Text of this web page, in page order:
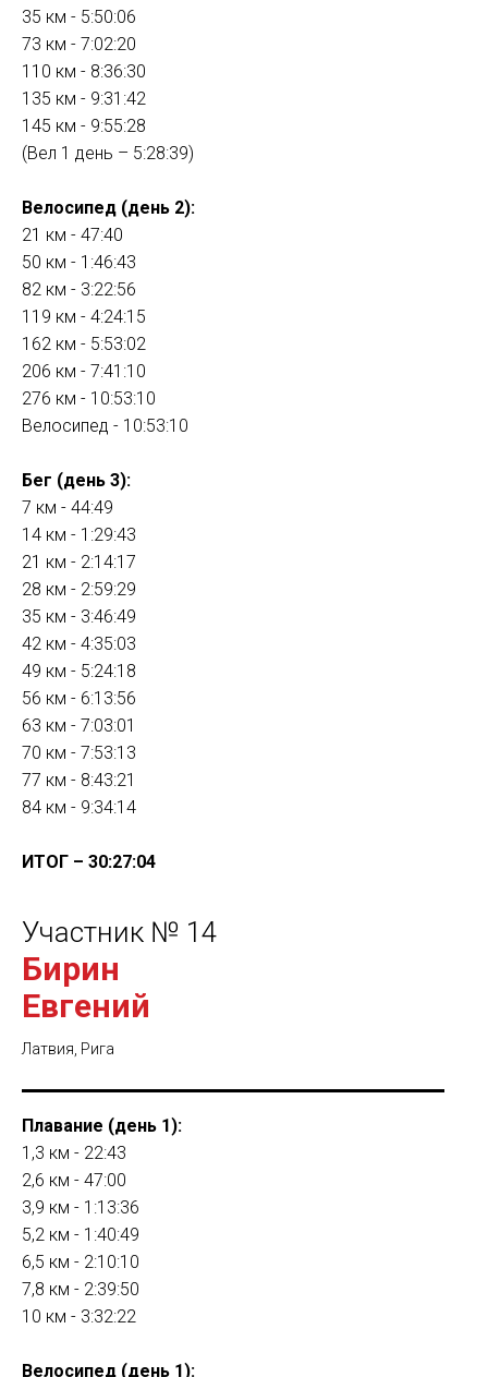
35 км - 5:50:06
73 км - 7:02:20
110 км - 8:36:30
135 км - 9:31:42
145 км - 9:55:28
(Вел 1 день – 5:28:39)
Велосипед (день 2):
21 км - 47:40
50 км - 1:46:43
82 км - 3:22:56
119 км - 4:24:15
162 км - 5:53:02
206 км - 7:41:10
276 км - 10:53:10
Велосипед - 10:53:10
Бег (день 3):
7 км - 44:49
14 км - 1:29:43
21 км - 2:14:17
28 км - 2:59:29
35 км - 3:46:49
42 км - 4:35:03
49 км - 5:24:18
56 км - 6:13:56
63 км - 7:03:01
70 км - 7:53:13
77 км - 8:43:21
84 км - 9:34:14
ИТОГ – 30:27:04
Участник № 14
Бирин
Евгений
Латвия, Рига
Плавание (день 1):
1,3 км - 22:43
2,6 км - 47:00
3,9 км - 1:13:36
5,2 км - 1:40:49
6,5 км - 2:10:10
7,8 км - 2:39:50
10 км - 3:32:22
Велосипед (день 1):